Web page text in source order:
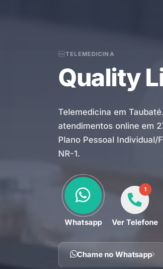
TELEMEDICINA
Quality
Telemedicina em
atendimentos online em
Plano Pessoal Individual/
NR-1.
Whatsapp
1
Ver Telefone
Chame no Whatsapp